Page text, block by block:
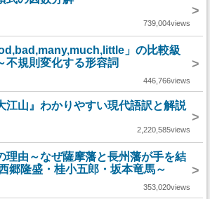
>
739,004views
」の比較級
不規則変化する形容詞
>
446,766views
江山』わかりやすい現代語訳と解説
>
2,220,585views
理由～なぜ薩摩藩と長州藩が手を結
郷隆盛・桂小五郎・坂本竜馬～
>
353,020views